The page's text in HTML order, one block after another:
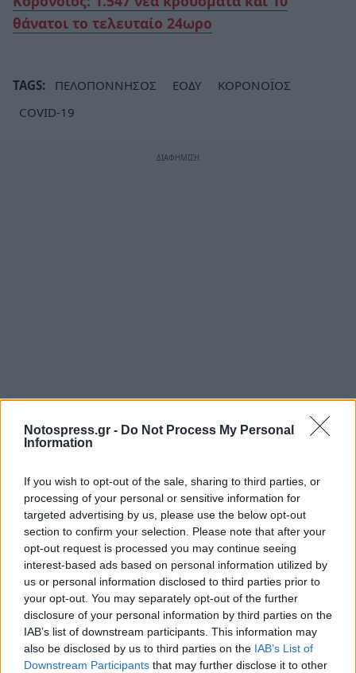
Notospress.gr - Do Not Process My Personal
Information
If you wish to opt-out of the sale, sharing to third parties, or
processing of your personal or sensitive information for
targeted advertising by us, please use the below opt-out
section to confirm your selection. Please note that after your
opt-out request is processed you may continue seeing
interest-based ads based on personal information utilized by
us or personal information disclosed to third parties prior to
your opt-out. You may separately opt-out of the further
disclosure of your personal information by third parties on the
IAB’s list of downstream participants. This information may
also be disclosed by us to third parties on the IAB’s List of
Downstream Participants that may further disclose it to other
θάνατοι το τελευταίο 24ωρο
TAGS: ΠΕΛΟΠΟΝΝΗΣΟΣ ΕΟΔΥ
ΚΟΡΟΝΟΪΟΣ
COVID-19